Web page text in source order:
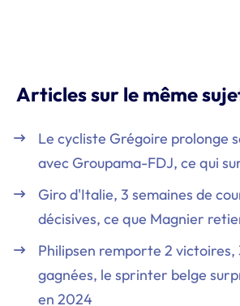
Articles sur le même
Le cycliste Grégoire prolonge
avec Groupama-FDJ, ce qui
Giro d'Italie, 3 semaines de
décisives, ce que Magnier
Philipsen remporte 2 victoires,
gagnées, le sprinter belge
en 2024